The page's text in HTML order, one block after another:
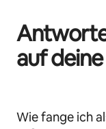
auf
Wie fange ich